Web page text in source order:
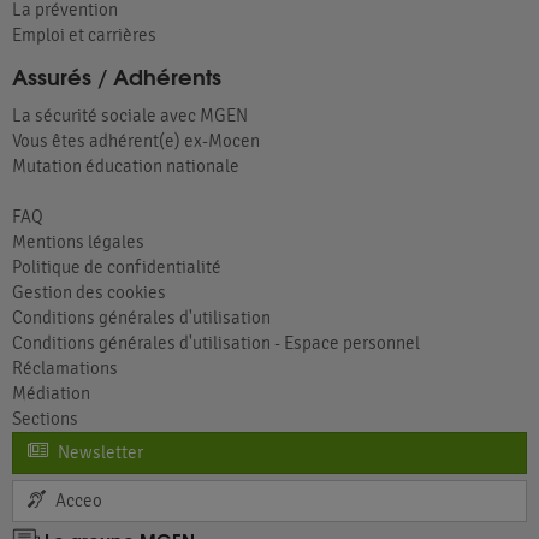
La prévention
Emploi et carrières
Assurés / Adhérents
La sécurité sociale avec MGEN
Vous êtes adhérent(e) ex-Mocen
Mutation éducation nationale
FAQ
Mentions légales
Politique de confidentialité
Gestion des cookies
Conditions générales d'utilisation
Conditions générales d'utilisation - Espace personnel
Réclamations
Médiation
Sections
Newsletter
Acceo